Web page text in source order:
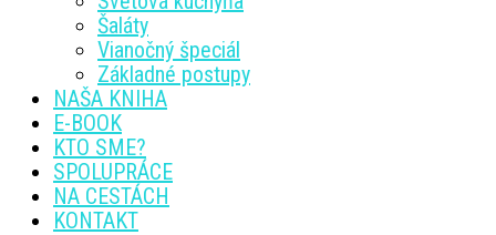
Šaláty
Vianočný špeciál
Základné postupy
NAŠA KNIHA
E-BOOK
KTO SME?
SPOLUPRÁCE
NA CESTÁCH
KONTAKT